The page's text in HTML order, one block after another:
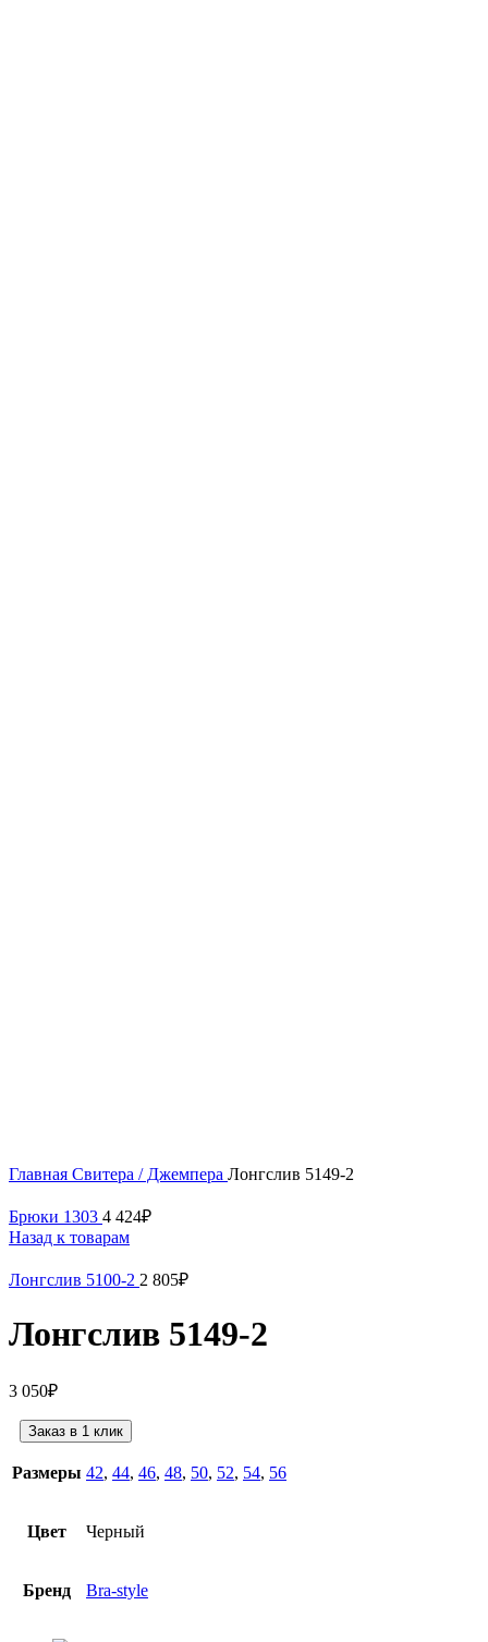
Главная Свитера / Джемпера Лонгслив 5149-2
Брюки 1303 4 424₽
Назад к товарам
Лонгслив 5100-2 2 805₽
Лонгслив 5149-2
3 050₽
Заказ в 1 клик
Размеры 42, 44, 46, 48, 50, 52, 54, 56
Цвет Черный
Бренд Bra-style